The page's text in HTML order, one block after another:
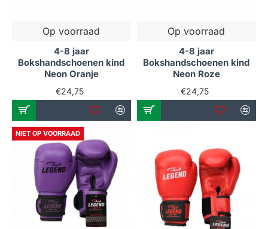
Op voorraad
4-8 jaar
Bokshandschoenen kind
Neon Oranje
€24,75
Op voorraad
4-8 jaar
Bokshandschoenen kind
Neon Roze
€24,75
NIET OP VOORRAAD